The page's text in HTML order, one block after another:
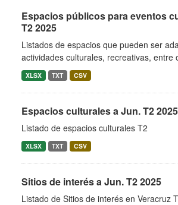
Espacios públicos para eventos
T2 2025
Listados de espacios que pueden ser
actividades culturales, recreativas, entre
XLSX TXT CSV
Espacios culturales a Jun. T2 2025
Listado de espacios culturales T2
XLSX TXT CSV
Sitios de interés a Jun. T2 2025
Listado de Sitios de interés en Veracruz